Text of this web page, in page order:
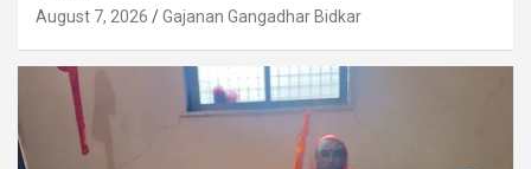
August 7, 2026 Gajanan Gangadhar Bidkar